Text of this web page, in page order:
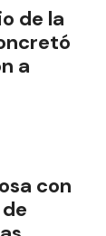
de la
a
con